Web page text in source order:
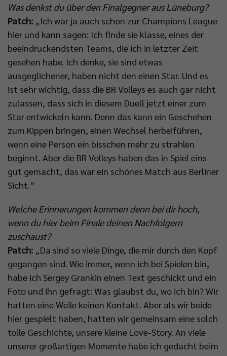
Was denkst du über den Finalgegner aus Lüneburg?
Patch: „Ich war ja auch schon zur Champions League
hier und kann sagen: Ich finde sie klasse, eines der
beeindruckendsten Teams, die ich in letzter Zeit
gesehen habe. Ich denke, sie sind etwas
ausgeglichener, haben nicht den einen Star. Und es
ist sehr wichtig, dass die BR Volleys es auch gar nicht
zulassen, dass sich in diesem Duell jetzt einer zum
Star entwickeln kann. Denn das kann ein Geschehen
zum Kippen bringen, einen Wechsel herbeiführen,
wenn eine Person ein bisschen mehr zu strahlen
beginnt. Aber die BR Volleys haben das in Spiel eins
gut gemacht, das war ein schönes Match aus Berliner
Sicht.“
Welche Erinnerungen kommen denn bei dir hoch,
wenn du hier beim Finale deinen Nachfolgern
zuschaust?
Patch: „Da sind so viele Dinge, die mir durch den Kopf
gegangen sind. Wie immer, wenn ich bei Spielen bin,
habe ich Sergey Grankin einen Text geschickt und ein
Foto und ihn gefragt: Was glaubst du, wo ich bin? Wir
hatten eine Weile keinen Kontakt. Aber als wir beide
hier gespielt haben, hatten wir gemeinsam eine solch
tolle Geschichte, unsere kleine Love-Story. An viele
unserer großartigen Momente habe ich gedacht beim